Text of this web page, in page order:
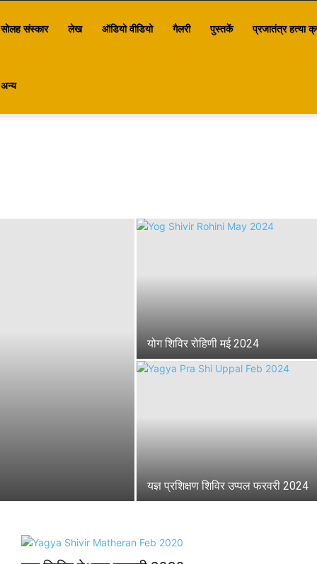
सोलह संस्कार लेख ऑडियो वीडियो गैलरी पुस्तकें प्रजातंत्र हत्या
अन्य
योग शिविर रोहिणी मई 2024
यज्ञ प्रशिक्षण शिविर उप्पल फरवरी 2024